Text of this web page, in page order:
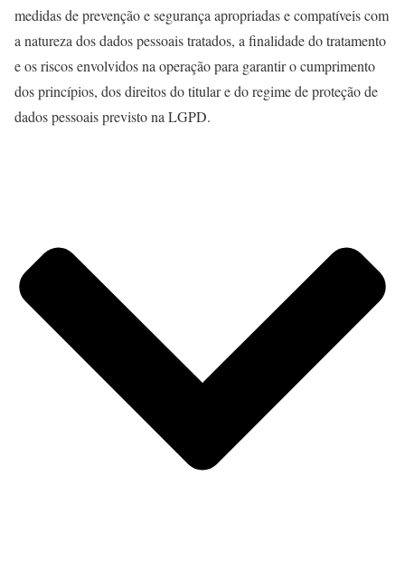
medidas de prevenção e segurança apropriadas e compatíveis com
a natureza dos dados pessoais tratados, a finalidade do tratamento
e os riscos envolvidos na operação para garantir o cumprimento
dos princípios, dos direitos do titular e do regime de proteção de
dados pessoais previsto na LGPD.